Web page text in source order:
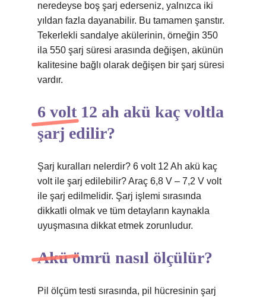
neredeyse boş şarj ederseniz, yalnızca iki
yıldan fazla dayanabilir. Bu tamamen şanstır.
Tekerlekli sandalye akülerinin, örneğin 350
ila 550 şarj süresi arasında değişen, akünün
kalitesine bağlı olarak değişen bir şarj süresi
vardır.
6 volt 12 ah akü kaç voltla
şarj edilir?
Şarj kuralları nelerdir? 6 volt 12 Ah akü kaç
volt ile şarj edilebilir? Araç 6,8 V – 7,2 V volt
ile şarj edilmelidir. Şarj işlemi sırasında
dikkatli olmak ve tüm detayların kaynakla
uyuşmasına dikkat etmek zorunludur.
Akü ömrü nasıl ölçülür?
Pil ölçüm testi sırasında, pil hücresinin şarj